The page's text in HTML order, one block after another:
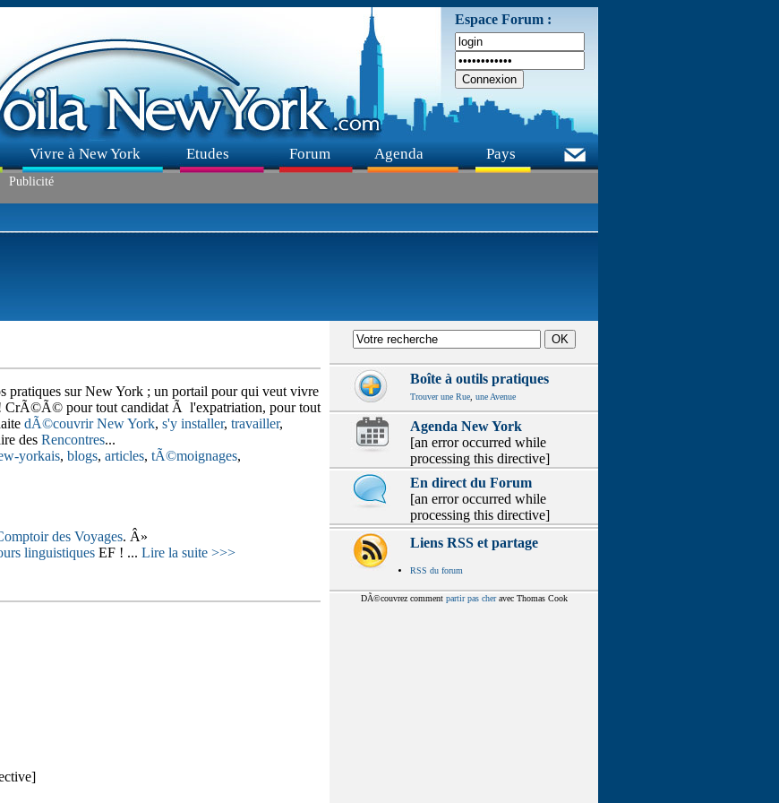
Espace Forum :
Publicité
Vivre à New York Etudes Forum Agenda Pays
sur New York ; un portail pour qui veut vivre
pour tout candidat Ã l'expatriation, pour tout
dÃ©couvrir New York, s'y installer, travailler,
des Rencontres...
yorkais, blogs, articles, tÃ©moignages,
des Voyages. Â»
linguistiques EF ! ... Lire la suite >>>
Boîte à outils pratiques
Trouver une Rue une Avenue
Agenda New York
[an error occurred while
processing this directive]
En direct du Forum
[an error occurred while
processing this directive]
Liens RSS et partage
RSS du forum
DÃ©couvrez comment partir pas cheravec Thomas Cook